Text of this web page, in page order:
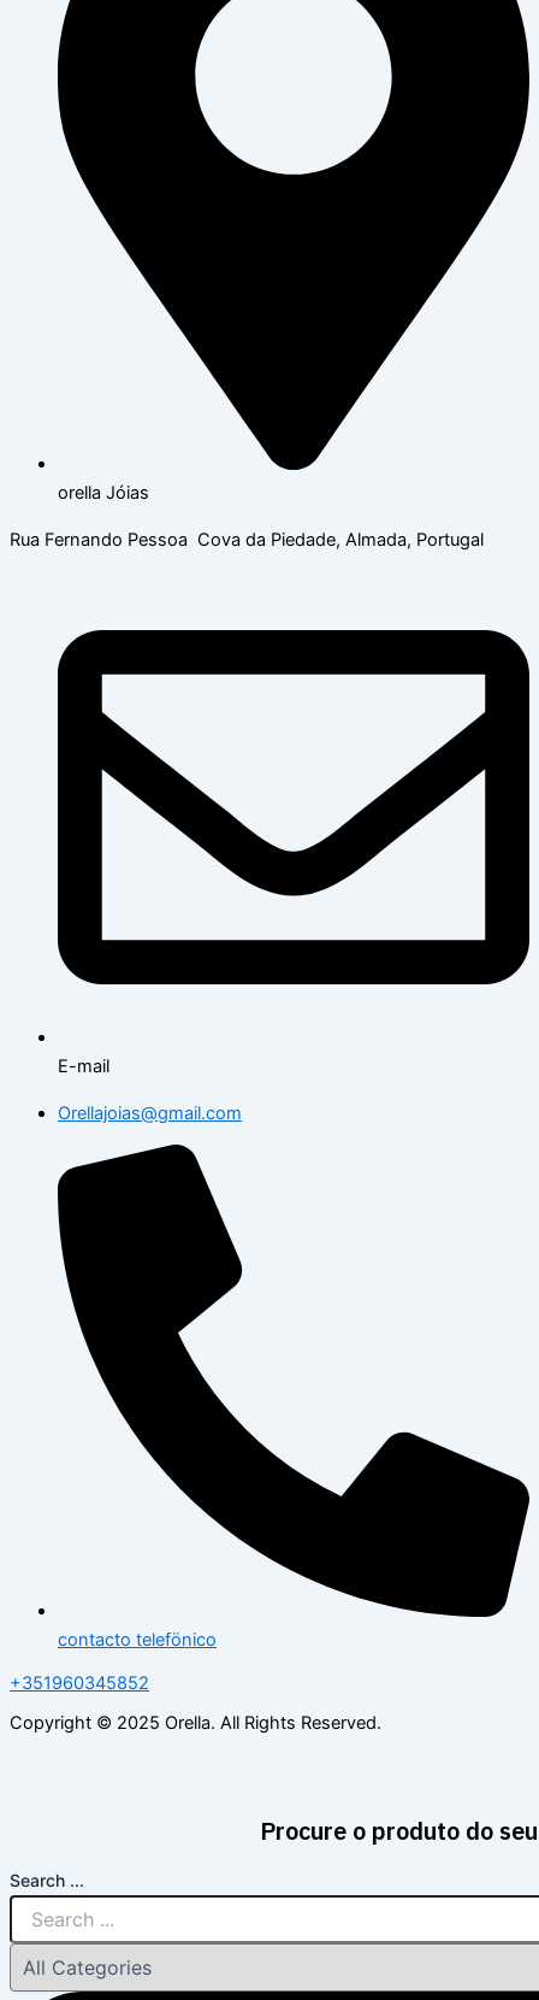
orella Jóias
Rua Fernando Pessoa Cova da Piedade, Almada, Portugal
E-mail
Orellajoias@gmail.com
contacto telefönico
+351960345852
Copyright © 2025 Orella. All Rights Reserved.
Procure o produto do
Search ...